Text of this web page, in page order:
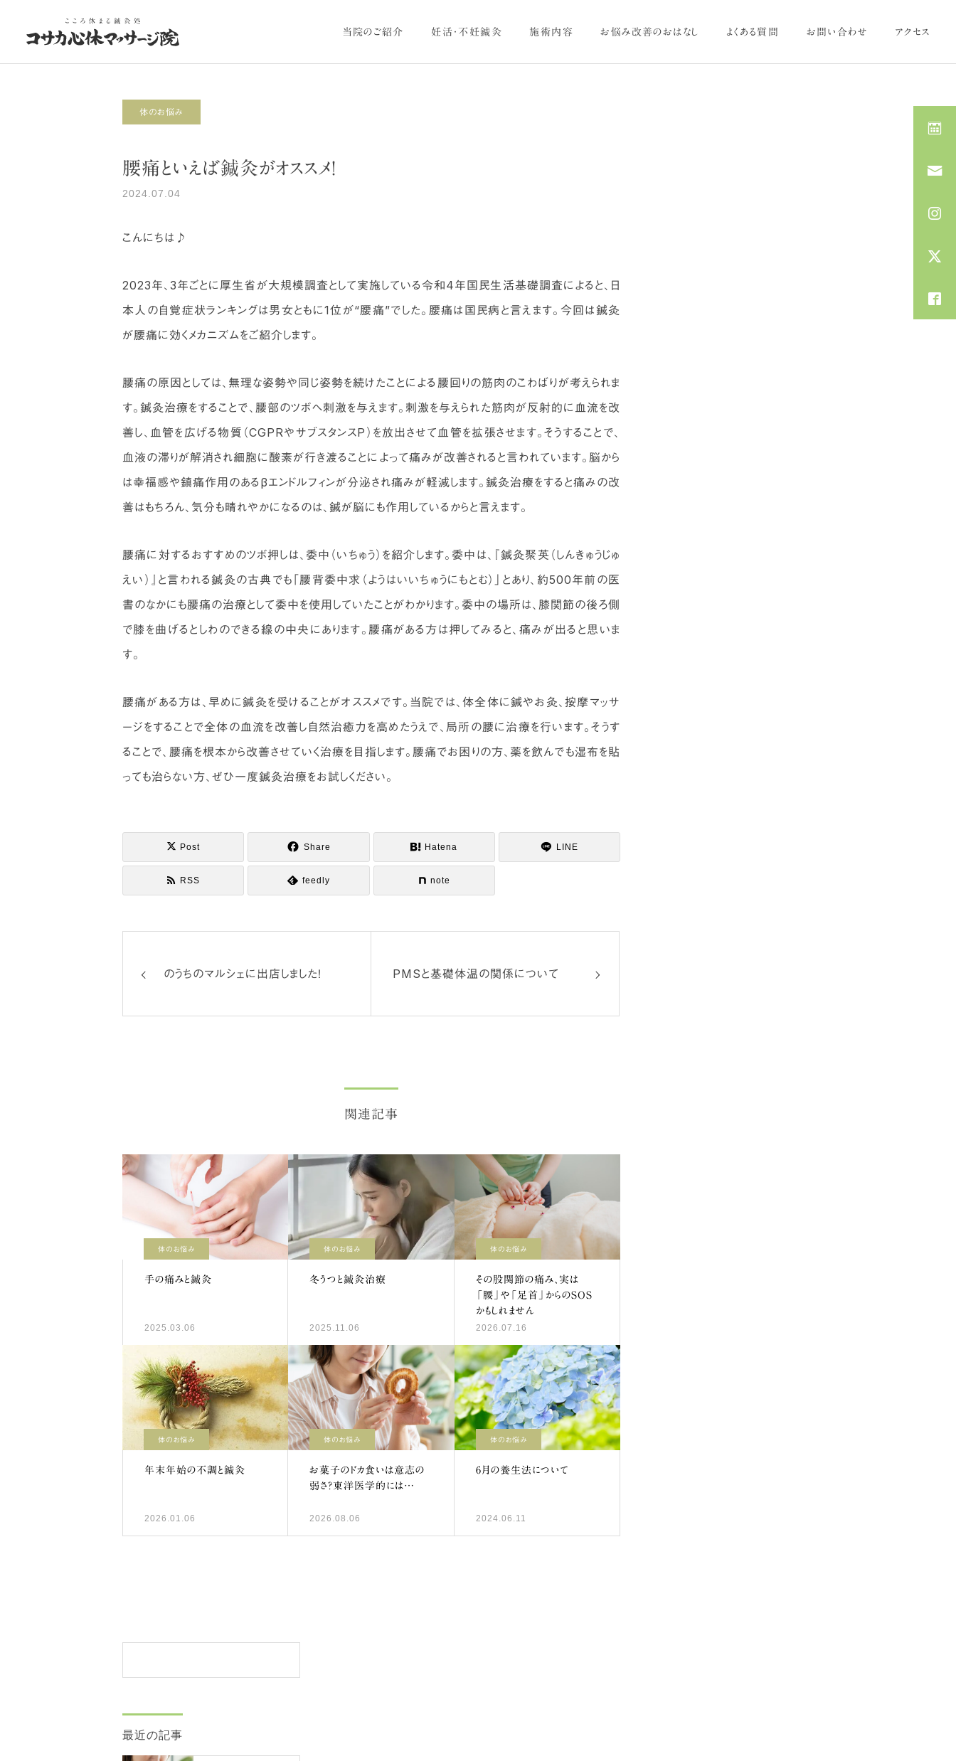
当院のご紹介 妊活・不妊鍼灸 施術内容 お悩み改善のおはなし よくある質問 お問い合わせ アクセス
お悩み改善治療
弱さ？東洋医学的には…
紫外線によるシミ・たるみ予
体のお悩み
腰痛といえば鍼灸がオススメ！
2024.07.04
こんにちは♪
2023年、3年ごとに厚生省が大規模調査として実施している令和4年国民生活基礎調査によると、日
本人の自覚症状ランキングは男女ともに1位が“腰痛”でした。腰痛は国民病と言えます。今回は鍼灸
が腰痛に効くメカニズムをご紹介します。
腰痛の原因としては、無理な姿勢や同じ姿勢を続けたことによる腰回りの筋肉のこわばりが考えられま
す。鍼灸治療をすることで、腰部のツボへ刺激を与えます。刺激を与えられた筋肉が反射的に血流を改
善し、血管を広げる物質（CGPRやサブスタンスP）を放出させて血管を拡張させます。そうすることで、
血液の滞りが解消され細胞に酸素が行き渡ることによって痛みが改善されると言われています。脳から
は幸福感や鎮痛作用のあるβエンドルフィンが分泌され痛みが軽減します。鍼灸治療をすると痛みの改
善はもちろん、気分も晴れやかになるのは、鍼が脳にも作用しているからと言えます。
腰痛に対するおすすめのツボ押しは、委中（いちゅう）を紹介します。委中は、『鍼灸聚英（しんきゅうじゅ
えい）』と言われる鍼灸の古典でも「腰背委中求（ようはいいちゅうにもとむ）」とあり、約500年前の医
書のなかにも腰痛の治療として委中を使用していたことがわかります。委中の場所は、膝関節の後ろ側
で膝を曲げるとしわのできる線の中央にあります。腰痛がある方は押してみると、痛みが出ると思いま
す。
腰痛がある方は、早めに鍼灸を受けることがオススメです。当院では、体全体に鍼やお灸、按摩マッサ
ージをすることで全体の血流を改善し自然治癒力を高めたうえで、局所の腰に治療を行います。そうす
ることで、腰痛を根本から改善させていく治療を目指します。腰痛でお困りの方、薬を飲んでも湿布を貼
っても治らない方、ぜひ一度鍼灸治療をお試しください。
Post Share Hatena LINE
RSS feedly note
のうちのマルシェに出店しました！ PMSと基礎体温の関係について
関連記事
体のお悩み
手の痛みと鍼灸
2025.03.06
体のお悩み
冬うつと鍼灸治療
2025.11.06
体のお悩み
その股関節の痛み、実は
「腰」や「足首」からのSOS
かもしれません
2026.07.16
体のお悩み
年末年始の不調と鍼灸
2026.01.06
体のお悩み
お菓子のドカ食いは意志の
弱さ？東洋医学的には…
2026.08.06
体のお悩み
6月の養生法について
2024.06.11
最近の記事